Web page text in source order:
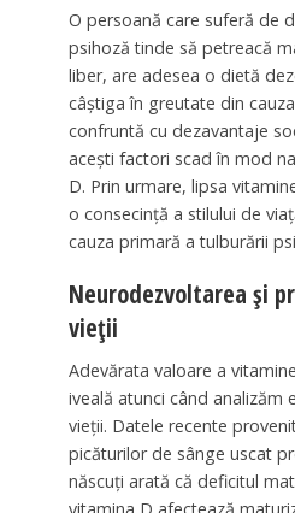
O persoană care suferă de
psihoză tinde să petreacă
liber, are adesea o dietă
câștiga în greutate din
confruntă cu dezavantaje
acești factori scad în mod
D. Prin urmare, lipsa
o consecință a stilului de
cauza primară a tulburării
Neurodezvoltarea și
vieții
Adevărata valoare a
iveală atunci când analizăm
vieții. Datele recente
picăturilor de sânge uscat
născuți arată că deficitul